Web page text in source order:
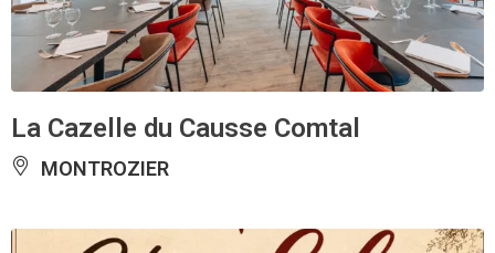
La Cazelle du Causse Comtal
MONTROZIER